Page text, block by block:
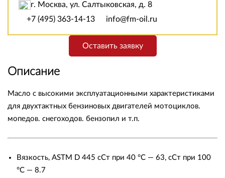
г. Москва, ул. Салтыковская, д. 8
+7 (495) 363-14-13
info@fm-oil.ru
Оставить заявку
Описание
Масло с высокими эксплуатационными характеристиками
для двухтактных бензиновых двигателей мотоциклов.
мопедов. снегоходов. бензопил и т.п.
Вязкость, ASTM D 445 сСт при 40 °C — 63, сСт при 100
°C — 8.7